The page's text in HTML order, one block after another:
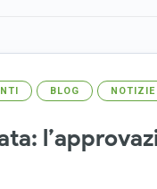
BLOG NOTIZIE